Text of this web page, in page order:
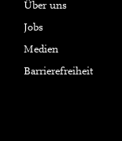
Über uns
Jobs
Medien
Barrierefreiheit